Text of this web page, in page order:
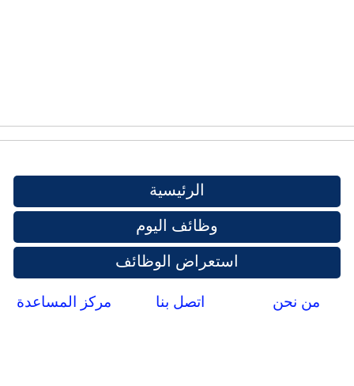
الرئيسية
وظائف اليوم
استعراض الوظائف
من نحن اتصل بنا مركز المساعدة